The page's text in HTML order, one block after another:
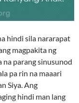
hindi sila nararapat
magpakita ng
na parang sinusunod
pa rin na maaari
Siya. Ang
hindi man lang